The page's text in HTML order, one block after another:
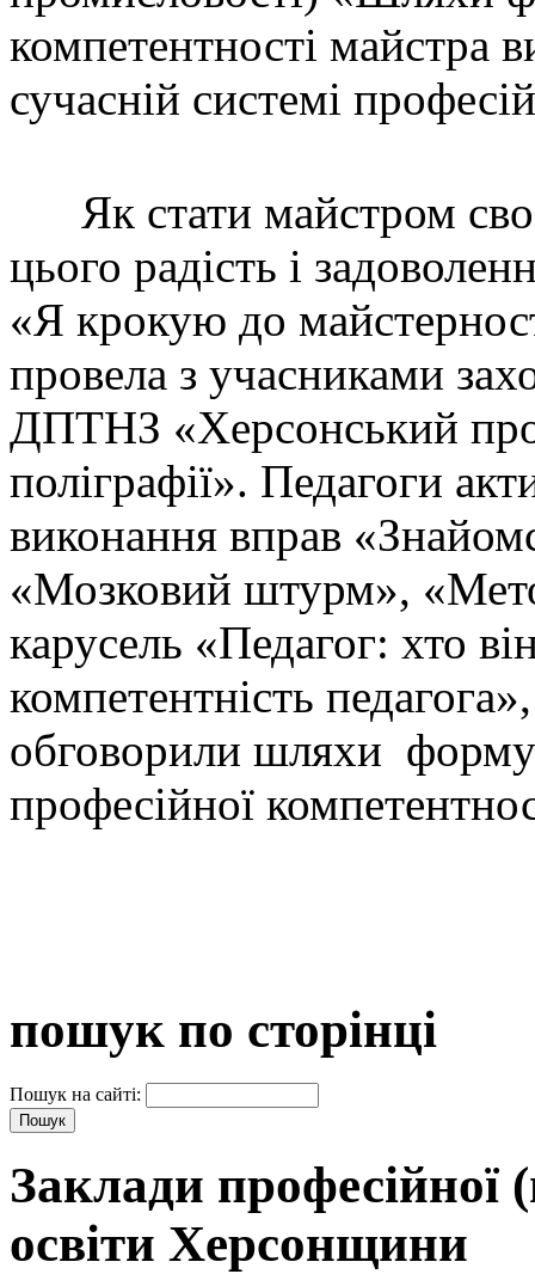
компетентності майстра
сучасній системі
Як стати майстром
цього радість і
«Я крокую до
провела з учасниками
ДПТНЗ «Херсонський
поліграфії». Педагоги
виконання вправ
«Мозковий штурм»,
карусель «Педагог: хто
компетентність
обговорили шляхи
професійної
пошук по сторінці
Пошук на сайті:
Заклади професійної
освіти Херсонщини